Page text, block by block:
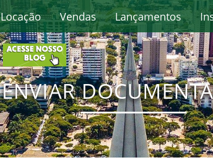
Locação Vendas Lançamentos
ENVIAR